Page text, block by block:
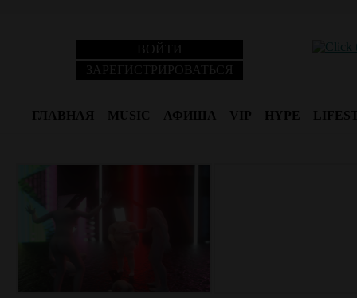
ВОЙТИ
ЗАРЕГИСТРИРОВАТЬСЯ
ГЛАВНАЯ MUSIC АФИША VIP HYPE